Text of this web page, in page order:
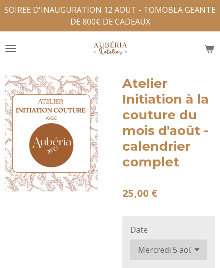
Passer
contenu
principal
SOIREE D'INAUGURATION 12 AOUT - TOMOBLA GEANTE
DE 800€ DE CADEAUX
Atelier
Initiation à la
couture du
mois d'août -
calendrier
complet
25,00 €
Date